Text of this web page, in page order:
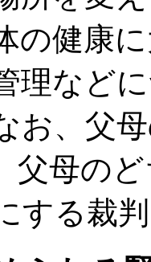
の健康
理など
お、父
父母の
する裁